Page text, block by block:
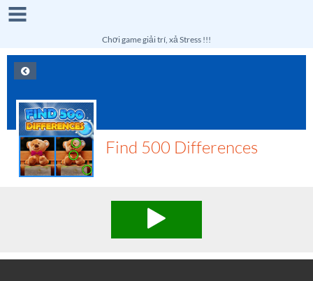
Chơi game giải trí, xả Stress !!!
Find 500 Differences